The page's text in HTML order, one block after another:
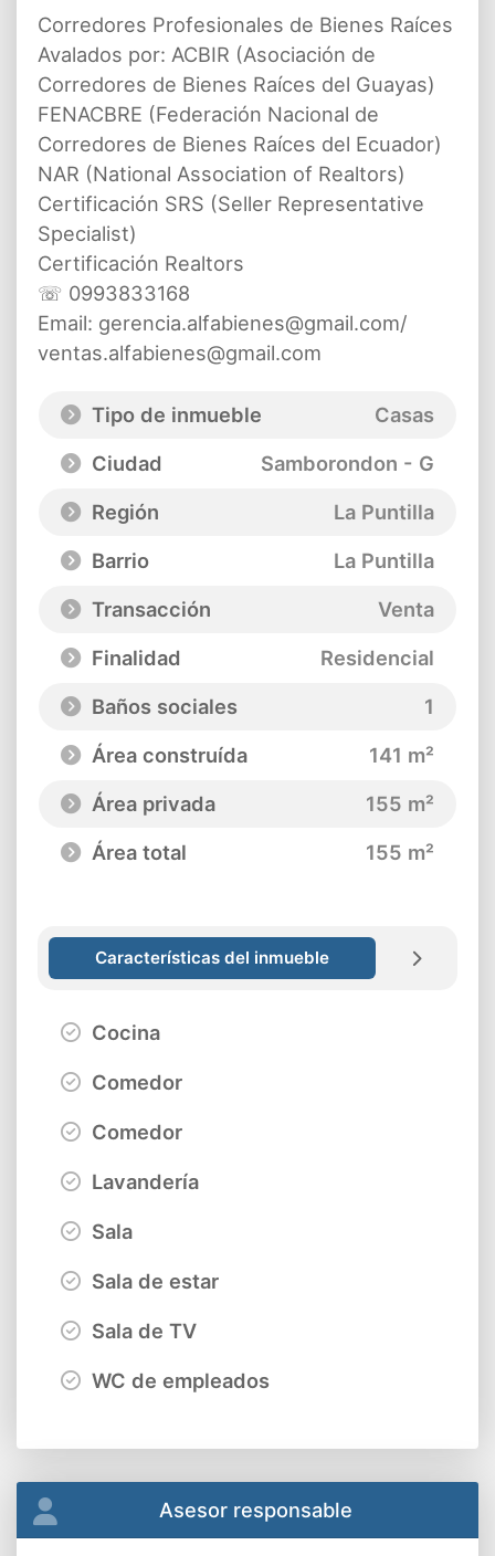
Corredores Profesionales de Bienes Raíces
Avalados por: ACBIR (Asociación de
Corredores de Bienes Raíces del Guayas)
FENACBRE (Federación Nacional de
Corredores de Bienes Raíces del Ecuador)
NAR (National Association of Realtors)
Certificación SRS (Seller Representative
Specialist)
Certificación Realtors
☏ 0993833168
Email: gerencia.alfabienes@gmail.com/
ventas.alfabienes@gmail.com
Tipo de inmueble
Casas
Ciudad
Samborondon - G
Región
La Puntilla
Barrio
La Puntilla
Transacción
Venta
Finalidad
Residencial
Baños sociales
1
Área construída
141 m²
Área privada
155 m²
Área total
155 m²
Características del inmueble
Cocina
Comedor
Comedor
Lavandería
Sala
Sala de estar
Sala de TV
WC de empleados
Asesor responsable